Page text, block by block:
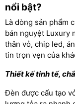
nổi bật?
Là dòng sản phẩm
bán nguyệt Luxury
thân vỏ, chip led,
tin trọn vẹn của
Thiết kế tinh tế,
Đèn được cấu tạo